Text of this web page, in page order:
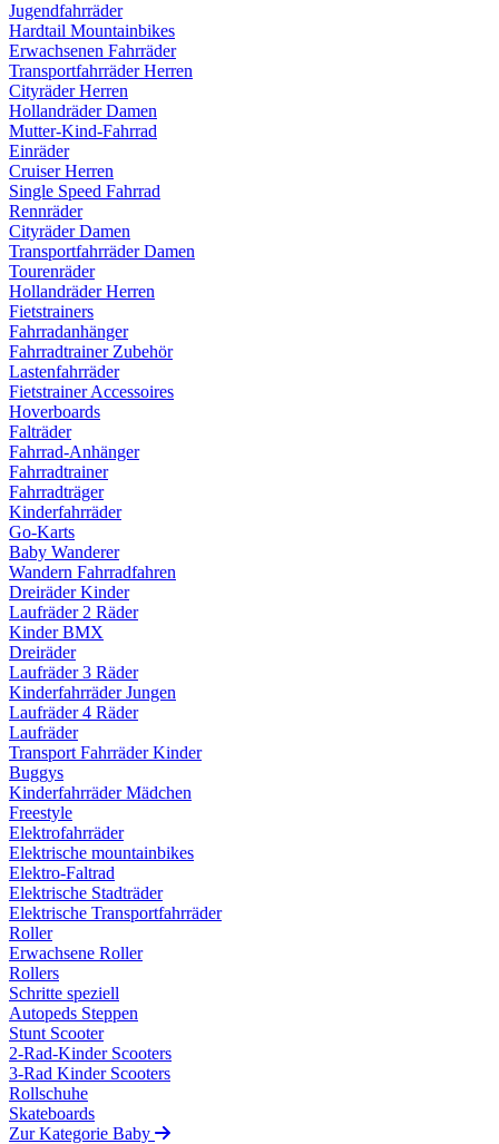
Jugendfahrräder
Hardtail Mountainbikes
Erwachsenen Fahrräder
Transportfahrräder Herren
Cityräder Herren
Hollandräder Damen
Mutter-Kind-Fahrrad
Einräder
Cruiser Herren
Single Speed Fahrrad
Rennräder
Cityräder Damen
Transportfahrräder Damen
Tourenräder
Hollandräder Herren
Fietstrainers
Fahrradanhänger
Fahrradtrainer Zubehör
Lastenfahrräder
Fietstrainer Accessoires
Hoverboards
Falträder
Fahrrad-Anhänger
Fahrradtrainer
Fahrradträger
Kinderfahrräder
Go-Karts
Baby Wanderer
Wandern Fahrradfahren
Dreiräder Kinder
Laufräder 2 Räder
Kinder BMX
Dreiräder
Laufräder 3 Räder
Kinderfahrräder Jungen
Laufräder 4 Räder
Laufräder
Transport Fahrräder Kinder
Buggys
Kinderfahrräder Mädchen
Freestyle
Elektrofahrräder
Elektrische mountainbikes
Elektro-Faltrad
Elektrische Stadträder
Elektrische Transportfahrräder
Roller
Erwachsene Roller
Rollers
Schritte speziell
Autopeds Steppen
Stunt Scooter
2-Rad-Kinder Scooters
3-Rad Kinder Scooters
Rollschuhe
Skateboards
Zur Kategorie Baby